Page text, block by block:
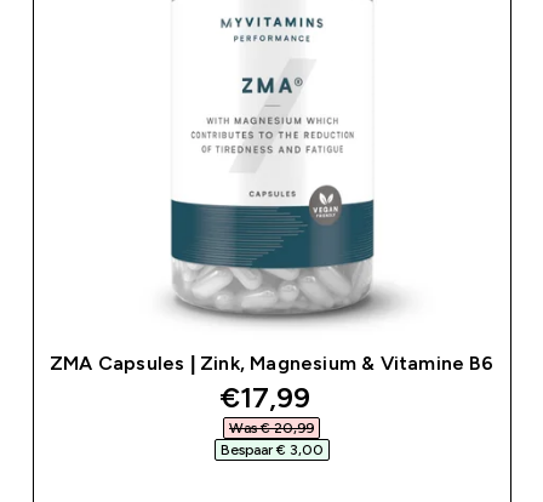
ZMA Capsules | Zink, Magnesium & Vitamine B6
discounted price
€17,99‎
Was € 20,99‎
Bespaar € 3,00‎